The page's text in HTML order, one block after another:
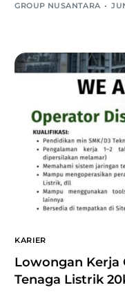
GROUP NUSANTARA
KARIER
Lowongan Kerja
Tenaga Listrik